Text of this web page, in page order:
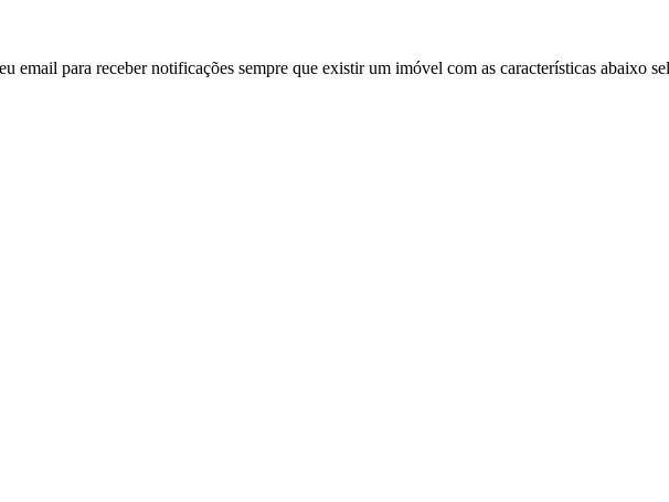
email para receber notificações sempre que existir um imóvel com as características abaixo